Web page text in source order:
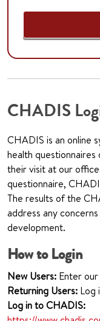
CHADIS
CHADIS is an online
health
their visit at our
questionnaire,
The results of the
address any
development.
How to Login
New Users: Enter
Returning Users: Log
Log in to CHADIS: